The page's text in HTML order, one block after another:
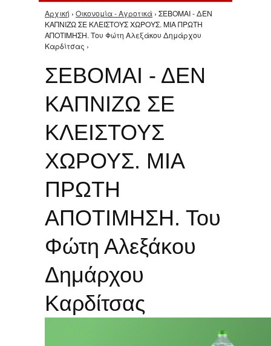
Είστε εδώ
Αρχική › Οικονομία - Αγροτικά › ΣΕΒΟΜΑΙ - ΔΕΝ
ΚΑΠΝΙΖΩ ΣΕ ΚΛΕΙΣΤΟΥΣ ΧΩΡΟΥΣ. ΜΙΑ ΠΡΩΤΗ
ΑΠΟΤΙΜΗΣΗ. Του Φώτη Αλεξάκου Δημάρχου
Καρδίτσας ›
ΣΕΒΟΜΑΙ - ΔΕΝ
ΚΑΠΝΙΖΩ ΣΕ
ΚΛΕΙΣΤΟΥΣ
ΧΩΡΟΥΣ. ΜΙΑ
ΠΡΩΤΗ
ΑΠΟΤΙΜΗΣΗ. Του
Φώτη Αλεξάκου
Δημάρχου
Καρδίτσας